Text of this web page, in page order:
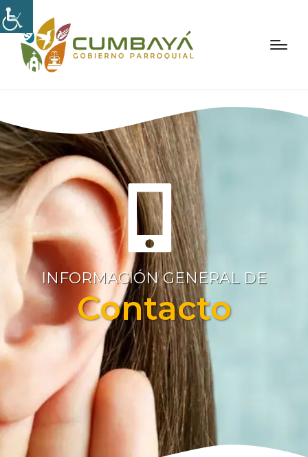
INFORMACIÓN GENERAL DE
Contacto